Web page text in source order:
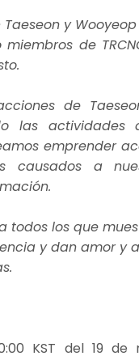
y
miembros de
de
las actividades
emprender
causados a
todos los que
y dan amor y
KST del 19 de